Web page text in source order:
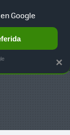
TERRITORIO
×
Google